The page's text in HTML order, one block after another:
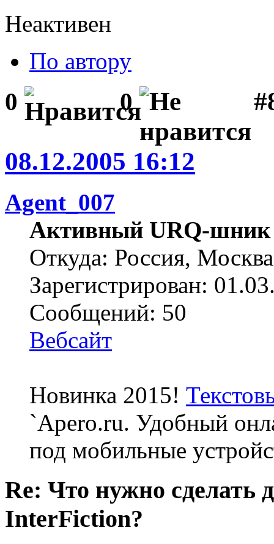
Неактивен
По автору
0 0
08.12.2005 16:12
Agent_007
Активный URQ-шник
Откуда: Россия, Москва
Зарегистрирован:
Сообщений: 50
Вебсайт
Новинка 2015!
`Apero.ru. Удобный
под мобильные
Re: Что нужно сделать
InterFiction?